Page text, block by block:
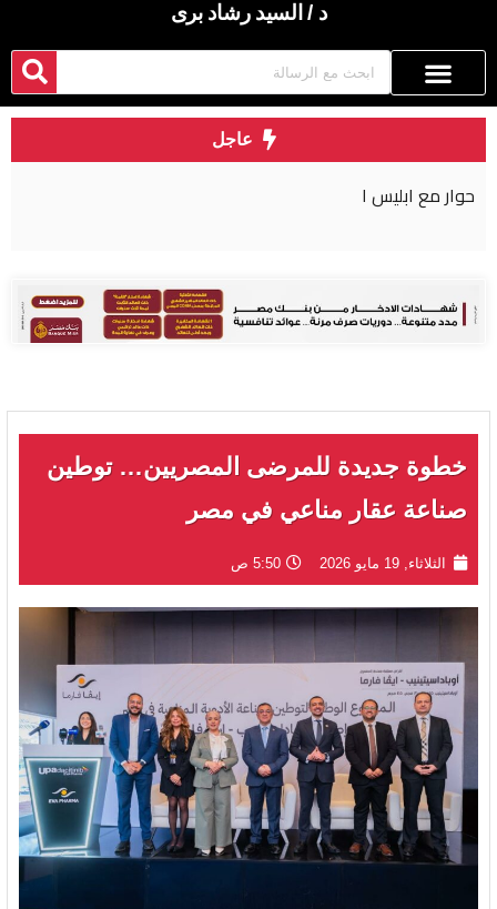
د / السيد رشاد برى
عاجل
مصر: نسعى لشراكة اقتصادية أكثر عمقا مع روسيا
خطوة جديدة للمرضى المصريين… توطين
صناعة عقار مناعي في مصر
الثلاثاء, 19 مايو 2026 5:50 ص